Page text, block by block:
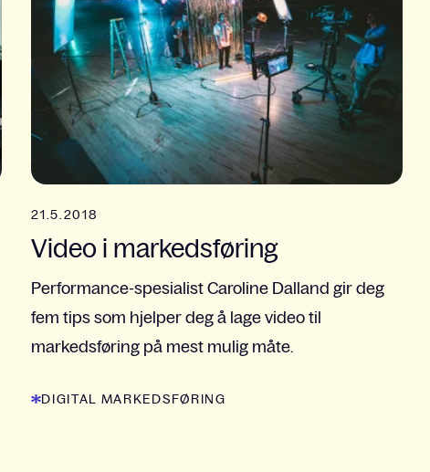
21.5.2018
Video i markedsføring
Performance-spesialist Caroline Dalland gir deg
fem tips som hjelper deg å lage video til
markedsføring på mest mulig måte.
DIGITAL MARKEDSFØRING